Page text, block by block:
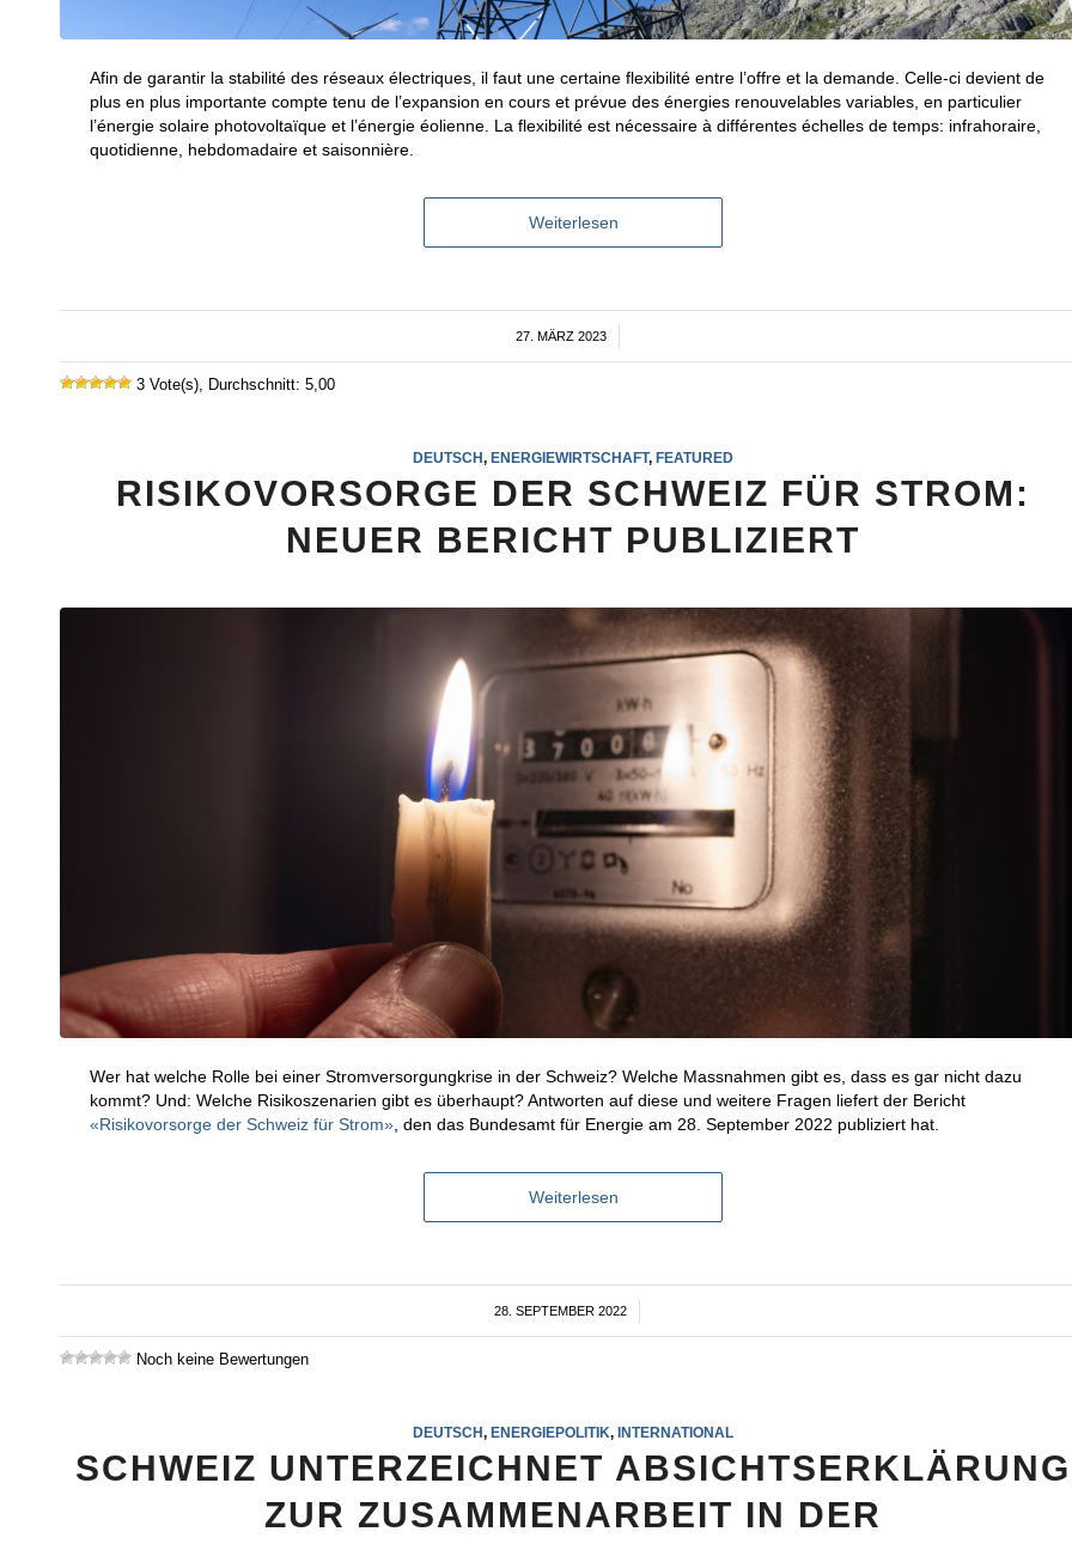
Afin de garantir la stabilité des réseaux électriques, il faut une certaine flexibilité entre l’offre et la demande. Celle-ci devient de
plus en plus importante compte tenu de l’expansion en cours et prévue des énergies renouvelables variables, en particulier
l’énergie solaire photovoltaïque et l’énergie éolienne. La flexibilité est nécessaire à différentes échelles de temps: infrahoraire,
quotidienne, hebdomadaire et saisonnière.
Weiterlesen
27. MÄRZ 2023
/
3 Vote(s), Durchschnitt: 5,00
DEUTSCH,ENERGIEWIRTSCHAFT,FEATURED
RISIKOVORSORGE DER SCHWEIZ FÜR STROM:
NEUER BERICHT PUBLIZIERT
Wer hat welche Rolle bei einer Stromversorgungkrise in der Schweiz? Welche Massnahmen gibt es, dass es gar nicht dazu
kommt? Und: Welche Risikoszenarien gibt es überhaupt? Antworten auf diese und weitere Fragen liefert der Bericht
«Risikovorsorge der Schweiz für Strom» , den das Bundesamt für Energie am 28. September 2022 publiziert hat.
Weiterlesen
28. SEPTEMBER 2022
/
Noch keine Bewertungen
DEUTSCH, ENERGIEPOLITIK, INTERNATIONAL
SCHWEIZ UNTERZEICHNET ABSICHTSERKLÄRUNG
ZUR ZUSAMMENARBEIT IN DER